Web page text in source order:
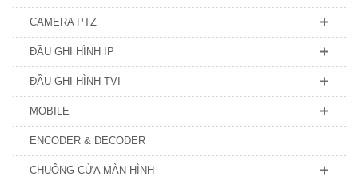
CAMERA PTZ
ĐẦU GHI HÌNH IP
ĐẦU GHI HÌNH TVI
MOBILE
ENCODER & DECODER
CHUÔNG CỬA MÀN HÌNH